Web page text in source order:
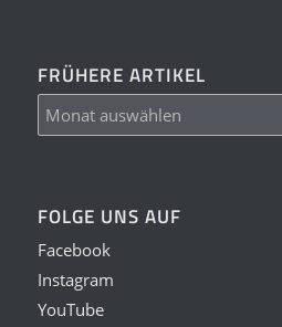
FRÜHERE ARTIKEL
FOLGE UNS AUF
Facebook
Instagram
YouTube